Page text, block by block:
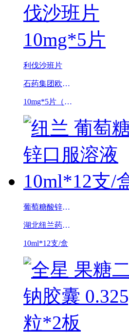
利伐沙班片
石药集团欧意药业有限公司
10mg*5片（利贝舒）
葡萄糖酸锌口服溶液
湖北纽兰药业有限公司
10ml*12支/盒